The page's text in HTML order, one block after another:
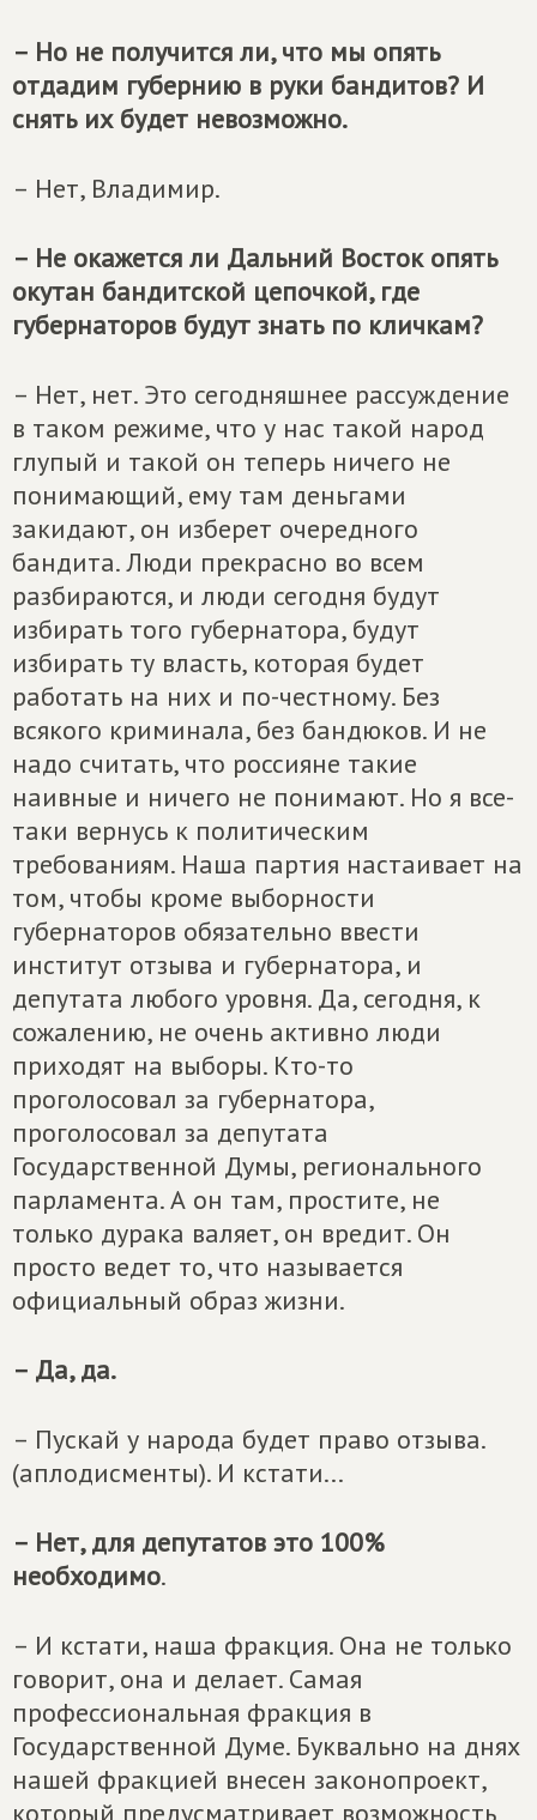
– Но не получится ли, что мы опять
отдадим губернию в руки бандитов? И
снять их будет невозможно.
– Нет, Владимир.
– Не окажется ли Дальний Восток опять
окутан бандитской цепочкой, где
губернаторов будут знать по кличкам?
– Нет, нет. Это сегодняшнее рассуждение
в таком режиме, что у нас такой народ
глупый и такой он теперь ничего не
понимающий, ему там деньгами
закидают, он изберет очередного
бандита. Люди прекрасно во всем
разбираются, и люди сегодня будут
избирать того губернатора, будут
избирать ту власть, которая будет
работать на них и по-честному. Без
всякого криминала, без бандюков. И не
надо считать, что россияне такие
наивные и ничего не понимают. Но я все-
таки вернусь к политическим
требованиям. Наша партия настаивает на
том, чтобы кроме выборности
губернаторов обязательно ввести
институт отзыва и губернатора, и
депутата любого уровня. Да, сегодня, к
сожалению, не очень активно люди
приходят на выборы. Кто-то
проголосовал за губернатора,
проголосовал за депутата
Государственной Думы, регионального
парламента. А он там, простите, не
только дурака валяет, он вредит. Он
просто ведет то, что называется
официальный образ жизни.
– Да, да.
– Пускай у народа будет право отзыва.
(аплодисменты). И кстати...
– Нет, для депутатов это 100%
необходимо.
– И кстати, наша фракция. Она не только
говорит, она и делает. Самая
профессиональная фракция в
Государственной Думе. Буквально на днях
нашей фракцией внесен законопроект,
который предусматривает возможность